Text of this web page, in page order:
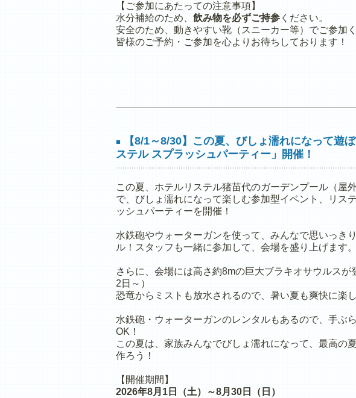
【ご参加にあたっての注意事項】
水分補給のため、 飲み物を必ずご持参 ください。
安全のため、動きやすい靴（スニーカー等）でご参加く
皆様のご予約・ご参加を心よりお待ちしております！
■
【8/1～8/30】この夏、びしょ濡れになって遊
ステル スプラッシュパーティー」開催！
この夏、ホテルリステル猪苗代のガーデンプール（屋外
で、びしょ濡れになって楽しむ参加型イベント、リス
ッシュパーティーを開催！
水鉄砲やウォーターガンを使って、みんなで思いっき
ル！スタッフも一緒に参加して、会場を盛り上げます。
さらに、会場には高さ約8mの巨大ブラキオサウルスが
2日～）
恐竜からミストも放水されるので、暑い夏も爽快に楽し
水鉄砲・ウォーターガンのレンタルもあるので、手ぶ
OK！
この夏は、家族みんなでびしょ濡れになって、最高の
作ろう！
【開催期間】
2026年8月1日（土）～8月30日（日）